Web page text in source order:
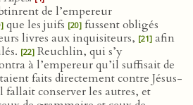
de l’empereur
que les juifs [20] fussent obligés
livres aux inquisiteurs, [21] afin
[22] Reuchlin, qui s’y
à l’empereur qu’il suffisait de
faits directement contre Jésus-
fallait conserver les autres, et